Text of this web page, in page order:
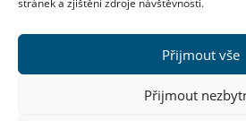
stránek a zjištění zdroje návštěvnosti.
Přijmout vše
Přijmout
DIČ:
Další